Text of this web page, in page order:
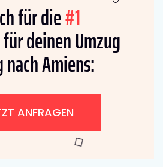
für die#1
für deinen Umzug
Amiens:
ANFRAGEN